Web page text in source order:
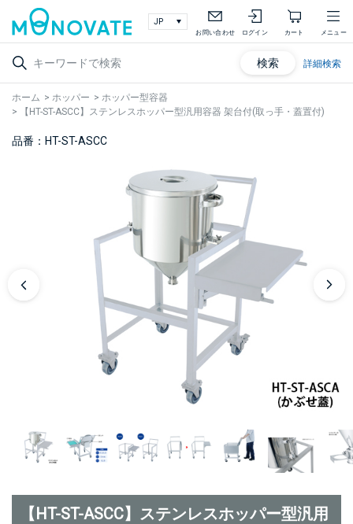
お問い合わせ ログイン カート メニュー
検索 詳細検索
ホーム > ホッパー > ホッパー型容器
>
【HT-ST-ASCC】ステンレスホッパー型汎用容器 架台付(取っ手・蓋置付)
品番：HT-ST-ASCC
【HT-ST-ASCC】ステンレスホッパー型汎用